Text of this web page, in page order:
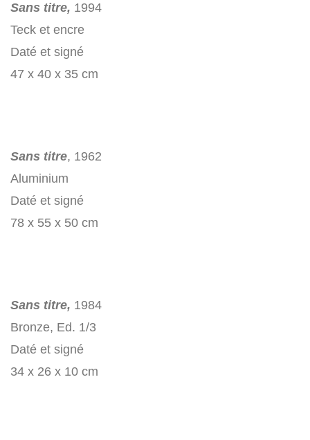
Sans titre, 1994
Teck et encre
Daté et signé
47 x 40 x 35 cm
Sans titre, 1962
Aluminium
Daté et signé
78 x 55 x 50 cm
Sans titre, 1984
Bronze, Ed. 1/3
Daté et signé
34 x 26 x 10 cm